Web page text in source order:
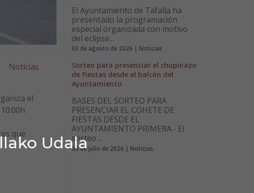
Udala
Noticias
el
que
El Ayuntamiento de Tafalla ha
presentado la programación
especial organizada con motivo
del eclipse...
03 de agosto de 2026 | Noticias
Sorteo para presenciar el chupinazo
de Fiestas desde el balcón del
Ayuntamiento
BASES DEL SORTEO PARA
PRESENCIAR EL COHETE DE
FIESTAS DESDE EL
AYUNTAMIENTO PRIMERA.- El
sorteo ...
30 de julio de 2026 | Noticias